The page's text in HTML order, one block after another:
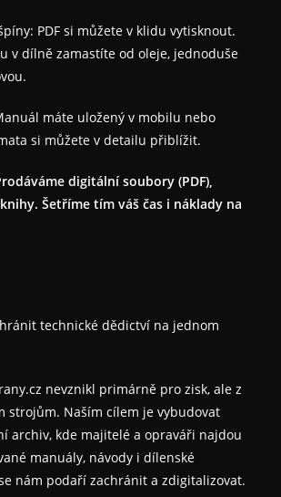
PDF si můžete v klidu vytisknout.
v dílně zamastíte od oleje, jednoduše
máte uložený v mobilu nebo
si můžete v detailu přiblížit.
digitální soubory (PDF),
Šetříme tím váš čas i náklady na
technické dědictví na jednom
nevznikl primárně pro zisk, ale z
strojům. Naším cílem je vybudovat
archiv, kde majitelé a opraváři najdou
manuály, návody i dílenské
nám podaří zachránit a zdigitalizovat.